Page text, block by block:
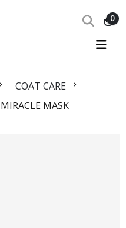
0
COAT CARE
MASK